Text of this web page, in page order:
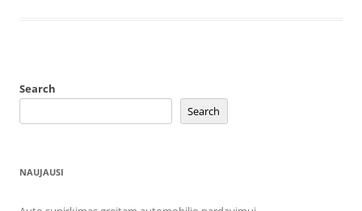
Search
Search
NAUJAUSI